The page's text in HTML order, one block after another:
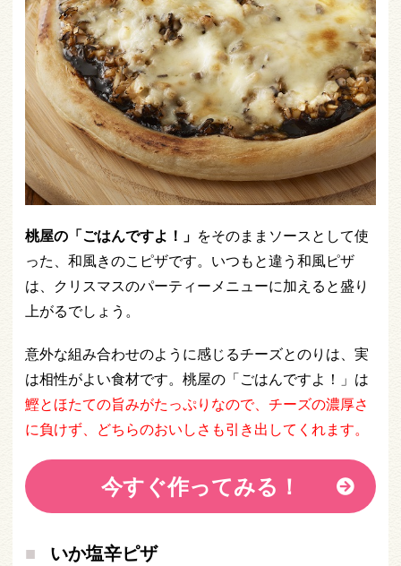
桃屋の「ごはんですよ！」 をそのままソースとして使
った、和風きのこピザです。いつもと違う和風ピザ
は、クリスマスのパーティーメニューに加えると盛り
上がるでしょう。
意外な組み合わせのように感じるチーズとのりは、実
は相性がよい食材です。桃屋の「ごはんですよ！」は
鰹とほたての旨みがたっぷりなので、チーズの濃厚さ
に負けず、どちらのおいしさも引き出してくれます。
今すぐ作ってみる！
いか塩辛ピザ